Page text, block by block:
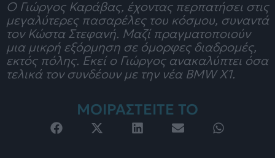
Ο Γιώργος Καράβας, έχοντας περπατήσει στις
μεγαλύτερες πασαρέλες του κόσμου, συναντά
τον Κώστα Στεφανή. Μαζί πραγματοποιούν
μια μικρή εξόρμηση σε όμορφες διαδρομές,
εκτός πόλης. Εκεί ο Γιώργος ανακαλύπτει όσα
τελικά τον συνδέουν με την νέα BMW X1.
ΜΟΙΡΑΣΤΕΙΤΕ ΤΟ